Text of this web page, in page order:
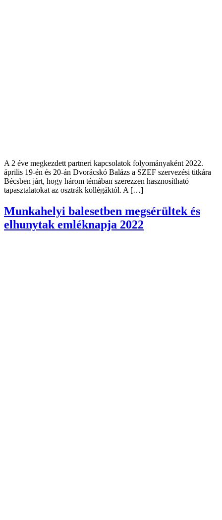
A 2 éve megkezdett partneri kapcsolatok folyományaként 2022.
április 19-én és 20-án Dvorácskó Balázs a SZEF szervezési titkára
Bécsben járt, hogy három témában szerezzen hasznosítható
tapasztalatokat az osztrák kollégáktól. A […]
Munkahelyi balesetben megsérültek és
elhunytak emléknapja 2022